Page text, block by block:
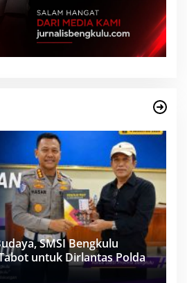
SMSI Bengkulu
untuk Dirlantas Polda